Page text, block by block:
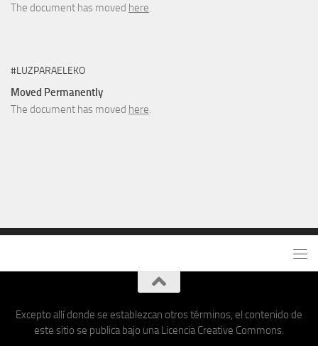
The document has moved here
#LUZPARAELEKO
Moved Permanently
The document has moved here
Excepto allí donde se establezcan otros términos, el contenido de
este sitio se publica bajo una Licencia Creative Commons.